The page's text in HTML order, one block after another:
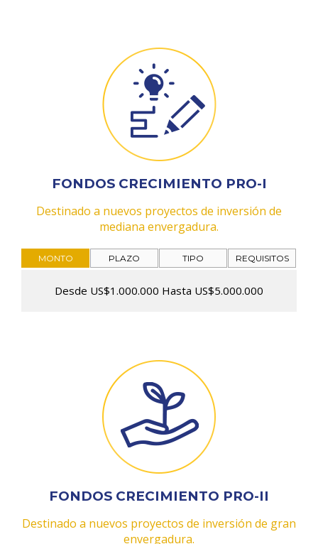
FONDOS CRECIMIENTO PRO-I
Destinado a nuevos proyectos de inversión de
mediana envergadura.
MONTO PLAZO TIPO REQUISITOS
Desde US$1.000.000 Hasta US$5.000.000
FONDOS CRECIMIENTO PRO-II
Destinado a nuevos proyectos de inversión de gran
envergadura.